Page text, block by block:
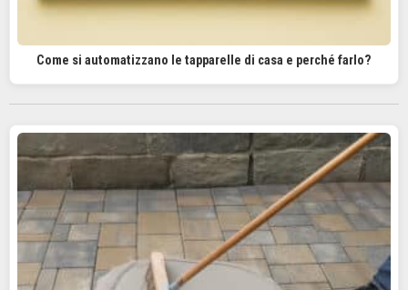
Come si automatizzano le tapparelle di casa e perché farlo?